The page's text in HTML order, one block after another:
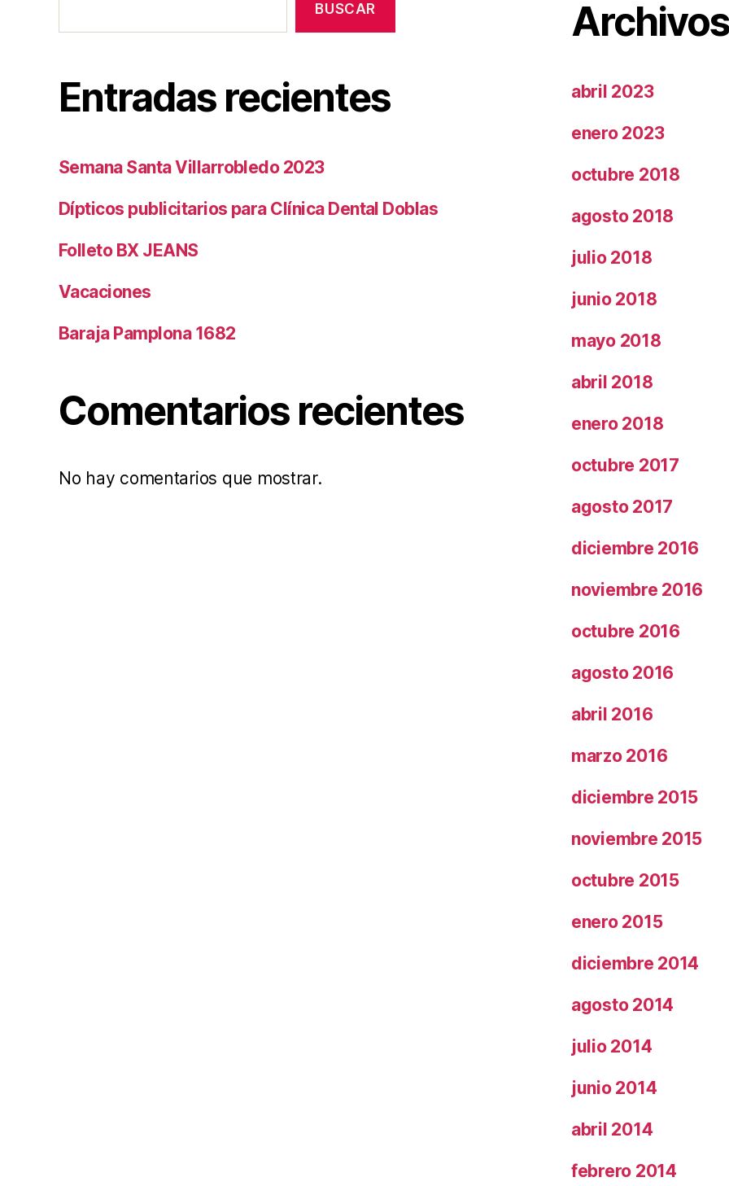
BUSCAR
Entradas recientes
Semana Santa Villarrobledo 2023
Dípticos publicitarios para Clínica Dental Doblas
Folleto BX JEANS
Vacaciones
Baraja Pamplona 1682
Comentarios recientes
No hay comentarios que mostrar.
Archivos
abril 2023
enero 2023
octubre 2018
agosto 2018
julio 2018
junio 2018
mayo 2018
abril 2018
enero 2018
octubre 2017
agosto 2017
diciembre 2016
noviembre 2016
octubre 2016
agosto 2016
abril 2016
marzo 2016
diciembre 2015
noviembre 2015
octubre 2015
enero 2015
diciembre 2014
agosto 2014
julio 2014
junio 2014
abril 2014
febrero 2014